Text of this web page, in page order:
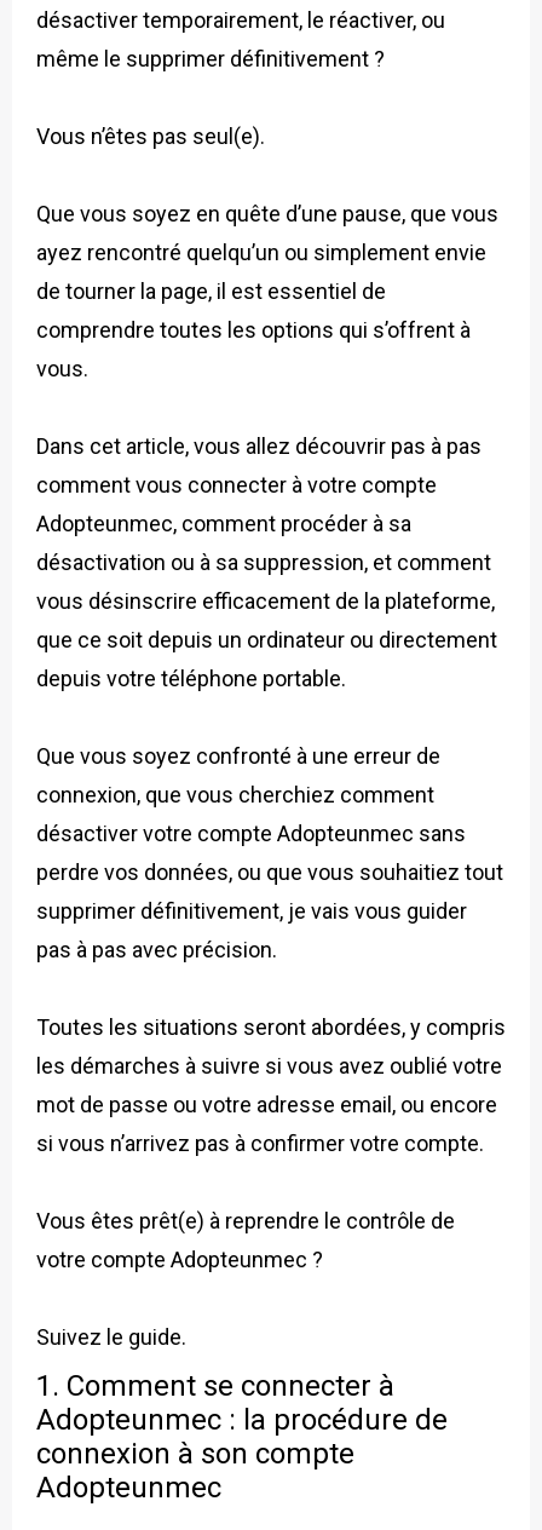
désactiver temporairement, le réactiver, ou
même le supprimer définitivement ?
Vous n’êtes pas seul(e).
Que vous soyez en quête d’une pause, que vous
ayez rencontré quelqu’un ou simplement envie
de tourner la page, il est essentiel de
comprendre toutes les options qui s’offrent à
vous.
Dans cet article, vous allez découvrir pas à pas
comment vous connecter à votre compte
Adopteunmec, comment procéder à sa
désactivation ou à sa suppression, et comment
vous désinscrire efficacement de la plateforme,
que ce soit depuis un ordinateur ou directement
depuis votre téléphone portable.
Que vous soyez confronté à une erreur de
connexion, que vous cherchiez comment
désactiver votre compte Adopteunmec sans
perdre vos données, ou que vous souhaitiez tout
supprimer définitivement, je vais vous guider
pas à pas avec précision.
Toutes les situations seront abordées, y compris
les démarches à suivre si vous avez oublié votre
mot de passe ou votre adresse email, ou encore
si vous n’arrivez pas à confirmer votre compte.
Vous êtes prêt(e) à reprendre le contrôle de
votre compte Adopteunmec ?
Suivez le guide.
1. Comment se connecter à
Adopteunmec : la procédure de
connexion à son compte
Adopteunmec